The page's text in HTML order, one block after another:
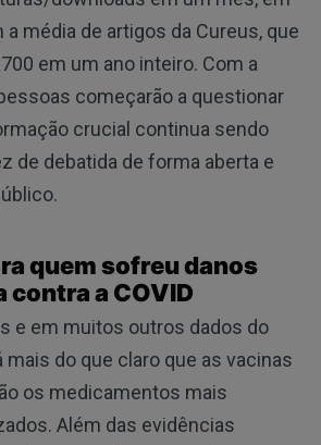
média de artigos da Cureus, que
em um ano inteiro. Com a
começarão a questionar
crucial continua sendo
de debatida de forma aberta e
quem sofreu danos
contra a COVID
e em muitos outros dados do
mais do que claro que as vacinas
os medicamentos mais
Além das evidências